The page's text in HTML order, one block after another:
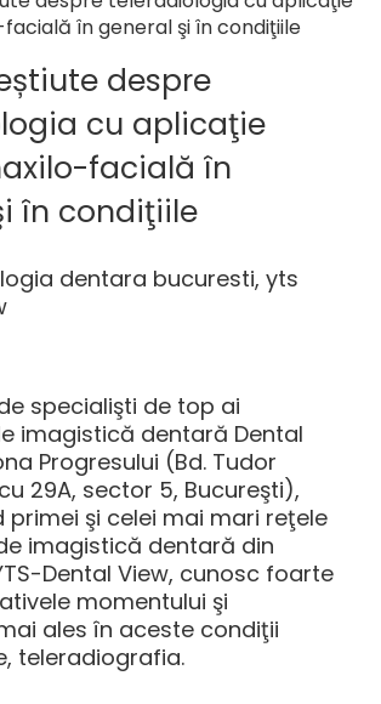
despre
cu aplicaţie
facială în
în condiţiile
specialişti de top ai
imagistică dentară Dental
Progresului (Bd. Tudor
29A, sector 5, Bucureşti),
primei şi celei mai mari reţele
imagistică dentară din
Dental View, cunosc foarte
momentului şi
ales în aceste condiţii
teleradiografia.